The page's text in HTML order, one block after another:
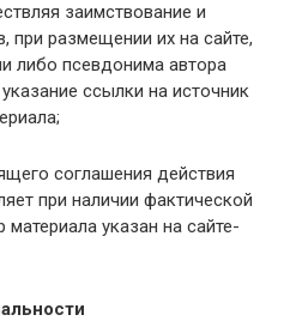
заимствование и
при размещении их на сайте,
либо псевдонима автора
ссылки на источник
соглашения действия
при наличии фактической
указан на сайте-